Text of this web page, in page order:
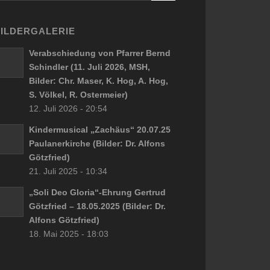
Verabschiedung von Pfarrer Bernd
Schindler (11. Juli 2026, MSH,
Bilder: Chr. Maser, K. Hog, A. Hog,
S. Völkel, R. Ostermeier)
12. Juli 2026 - 20:54
Kindermusical „Zachäus“ 20.07.25
Paulanerkirche (Bilder: Dr. Alfons
Götzfried)
21. Juli 2025 - 10:34
„Soli Deo Gloria“-Ehrung Gertrud
Götzfried – 18.05.2025 (Bilder: Dr.
Alfons Götzfried)
18. Mai 2025 - 18:03